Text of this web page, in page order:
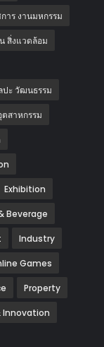
าร งานมหกรรม
สิ่งแวดล้อม
ปะ วัฒนธรรม
ตสาหกรรม
Exhibition
Beverage
Industry
Games
Property
Innovation